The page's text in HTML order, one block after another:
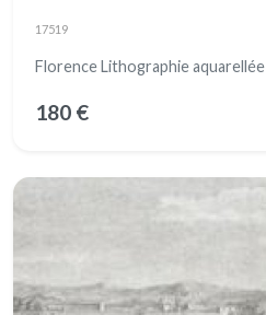
17519
Florence Lithographie aquarellée
180 €